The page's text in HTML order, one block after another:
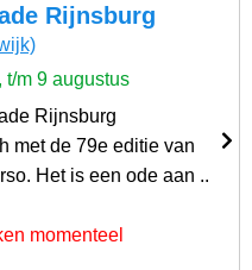
Rijnsburg
t/m 9 augustus
Rijnsburg
met de 79e editie van
Het is een ode aan ..
momenteel